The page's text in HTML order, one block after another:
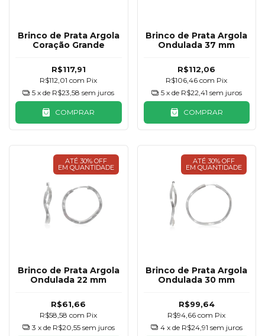
Brinco de Prata Argola
Coração Grande
R$117,91
R$112,01com Pix
5 x de R$23,58 sem juros
COMPRAR
Brinco de Prata Argola
Ondulada 37 mm
R$112,06
R$106,46com Pix
5 x de R$22,41 sem juros
COMPRAR
ATÉ 30% OFF
EM QUANTIDADE
Brinco de Prata Argola
Ondulada 22 mm
R$61,66
R$58,58com Pix
3 x de R$20,55 sem juros
ATÉ 30% OFF
EM QUANTIDADE
Brinco de Prata Argola
Ondulada 30 mm
R$99,64
R$94,66com Pix
4 x de R$24,91 sem juros